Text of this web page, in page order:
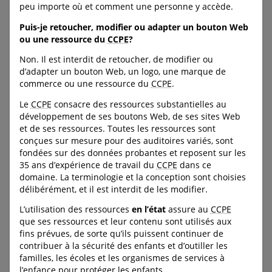
C-DOWNLOAD-BUTTON--
FULL-WIDTH
ProtegeonsNosEnfants.ca
Le Centre canadien de
protection de l'enfance
soutient les survivants
prise d’images et leurs
familles par ses activités de
représentation et de
recherche et les ressources
qu’il met à leur disposition.
URL:
https://www.protegeonsnos
enfants.ca/fr/
peu importe où et comment une personne y accède.
Puis-je retoucher, modifier ou adapter un bouton Web
ou une ressource du CCPE?
Non. Il est interdit de retoucher, de modifier ou
d’adapter un bouton Web, un logo, une marque de
commerce ou une ressource du CCPE.
Le CCPE consacre des ressources substantielles au
développement de ses boutons Web, de ses sites Web
et de ses ressources. Toutes les ressources sont
conçues sur mesure pour des auditoires variés, sont
fondées sur des données probantes et reposent sur les
35 ans d’expérience de travail du CCPE dans ce
domaine. La terminologie et la conception sont choisies
délibérément, et il est interdit de les modifier.
L’utilisation des ressources en l’étatassure au CCPE
que ses ressources et leur contenu sont utilisés aux
fins prévues, de sorte qu’ils puissent continuer de
contribuer à la sécurité des enfants et d’outiller les
familles, les écoles et les organismes de services à